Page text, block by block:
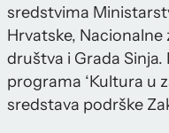
sredstvima
Hrvatske, Nacionalne
društva i Grada
programa ‘Kultura u
sredstava podrške